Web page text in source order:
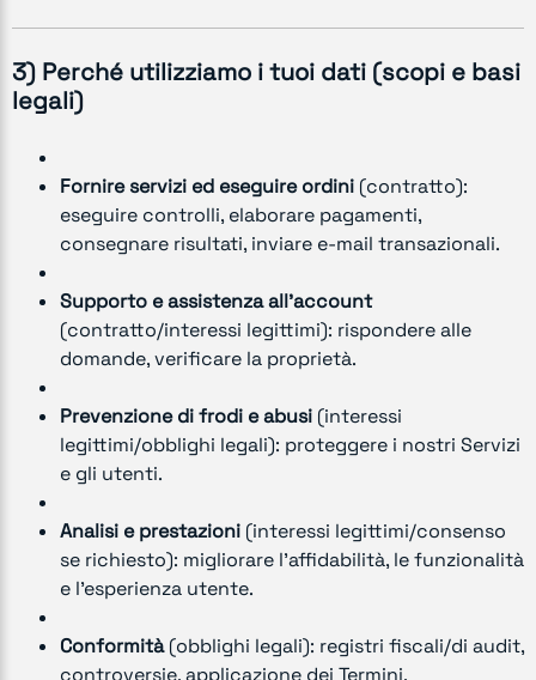
3) Perché utilizziamo i tuoi dati (scopi e basi
legali)
Fornire servizi ed eseguire ordini (contratto):
eseguire controlli, elaborare pagamenti,
consegnare risultati, inviare e-mail transazionali.
Supporto e assistenza all’account
(contratto/interessi legittimi): rispondere alle
domande, verificare la proprietà.
Prevenzione di frodi e abusi (interessi
legittimi/obblighi legali): proteggere i nostri Servizi
e gli utenti.
Analisi e prestazioni (interessi legittimi/consenso
se richiesto): migliorare l’affidabilità, le funzionalità
e l’esperienza utente.
Conformità(obblighi legali): registri fiscali/di audit,
controversie, applicazione dei Termini.